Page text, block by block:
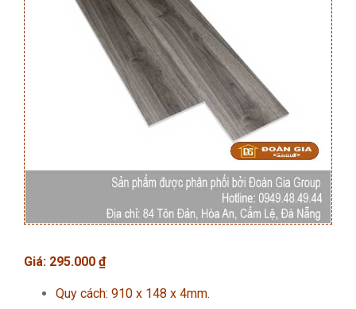
Giá: 295.000 ₫
Quy cách: 910 x 148 x 4mm.